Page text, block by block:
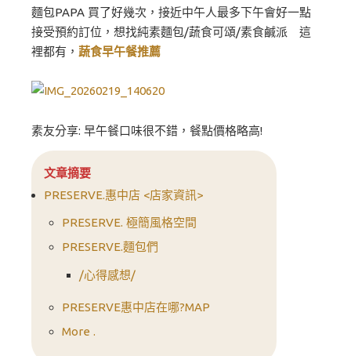
麵包PAPA 買了好幾次，接近中午人最多下午會好一點
接受預約訂位，想找純素麵包/蔬食可頌/素食鹹派 這
裡都有， 蔬食早午餐推薦
素友分享: 早午餐口味很不錯，餐點價格略高!
文章摘要
PRESERVE.惠中店 <店家資訊>
PRESERVE. 極簡風格空間
PRESERVE.麵包們
/心得感想/
PRESERVE惠中店在哪?MAP
More .